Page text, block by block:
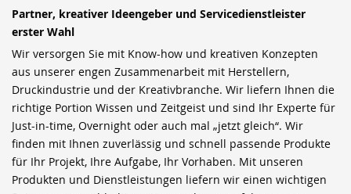
Partner, kreativer Ideengeber und Servicedienstleister
erster Wahl
Wir versorgen Sie mit Know-how und kreativen Konzepten
aus unserer engen Zusammenarbeit mit Herstellern,
Druckindustrie und der Kreativbranche. Wir liefern Ihnen die
richtige Portion Wissen und Zeitgeist und sind Ihr Experte für
Just-in-time, Overnight oder auch mal „jetzt gleich“. Wir
finden mit Ihnen zuverlässig und schnell passende Produkte
für Ihr Projekt, Ihre Aufgabe, Ihr Vorhaben. Mit unseren
Produkten und Dienstleistungen liefern wir einen wichtigen